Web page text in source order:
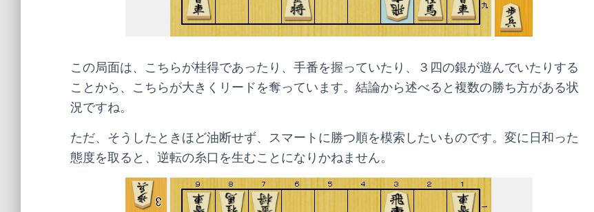
この局面は、こちらが桂得であったり、手番を握っていたり、３四の銀が遊んでいたりする
ことから、こちらが大きくリードを奪っています。結論から述べると複数の勝ち方がある状
況ですね。
ただ、そうしたときほど油断せず、スマートに勝つ順を模索したいものです。変に日和った
態度を取ると、逆転の糸口を生むことになりかねません。